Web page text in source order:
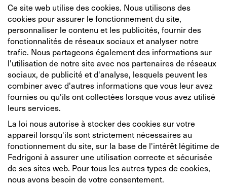
Ce site web utilise des cookies. Nous utilisons des
cookies pour assurer le fonctionnement du site,
personnaliser le contenu et les publicités, fournir des
fonctionnalités de réseaux sociaux et analyser notre
trafic. Nous partageons également des informations sur
l'utilisation de notre site avec nos partenaires de réseaux
sociaux, de publicité et d'analyse, lesquels peuvent les
combiner avec d'autres informations que vous leur avez
fournies ou qu'ils ont collectées lorsque vous avez utilisé
leurs services.
La loi nous autorise à stocker des cookies sur votre
appareil lorsqu'ils sont strictement nécessaires au
fonctionnement du site, sur la base de l'intérêt légitime de
Fedrigoni à assurer une utilisation correcte et sécurisée
de ses sites web. Pour tous les autres types de cookies,
nous avons besoin de votre consentement.